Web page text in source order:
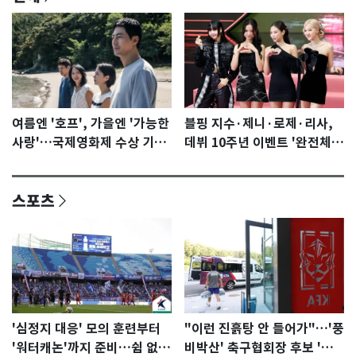
여름엔 '호프', 가을엔 '가능한
사랑'…국제영화제 수상 기대
블핑 지수·제니·로제·리사,
데뷔 10주년 이벤트 '완전체'
스포츠
'심정지 대응' 모의 훈련부터
'워터캐논'까지 준비…쉼 없는
"이런 진흙탕 안 들어가"…'풍
비박산' 축구협회장 후보 '실